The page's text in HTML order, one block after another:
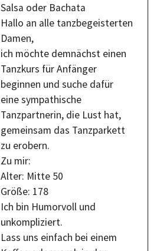
Salsa oder Bachata
Hallo an alle tanzbegeisterten
Damen,
​ich möchte demnächst einen
Tanzkurs für Anfänger
beginnen und suche dafür
eine sympathische
Tanzpartnerin, die Lust hat,
gemeinsam das Tanzparkett
zu erobern.
​Zu mir:
​Alter: Mitte 50
​Größe: 178
Ich bin Humorvoll und
unkompliziert.
Lass uns einfach bei einem